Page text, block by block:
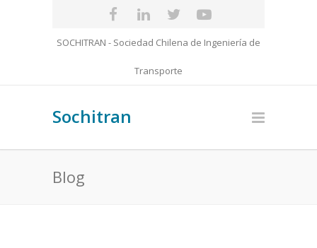
SOCHITRAN - Sociedad Chilena de Ingeniería de
Transporte
Sochitran
Blog